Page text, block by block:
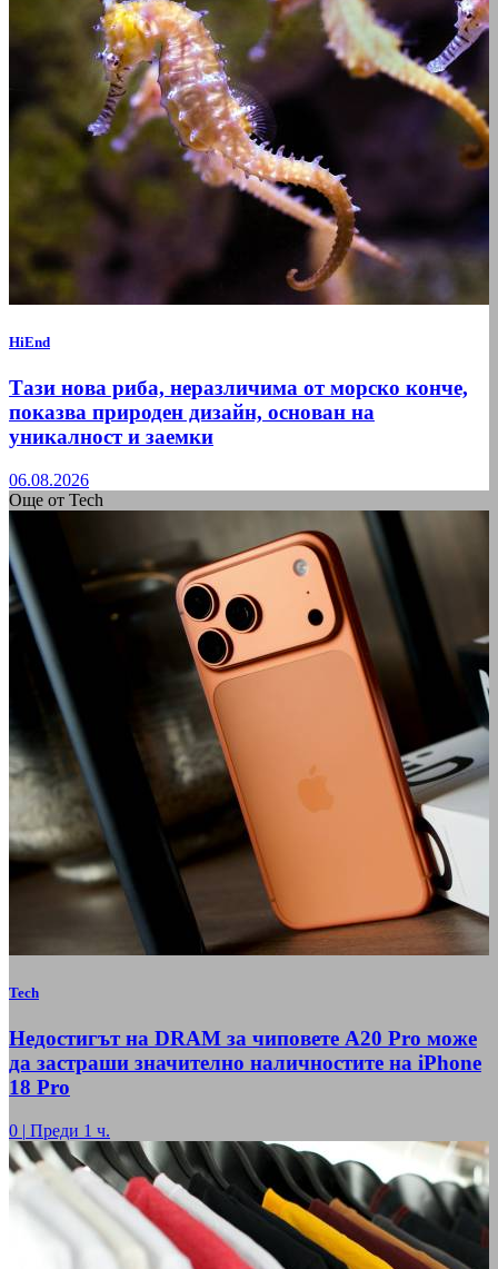
HiEnd
Тази нова риба, неразличима от морско конче,
показва природен дизайн, основан на
уникалност и заемки
06.08.2026
Още от Tech
Tech
Недостигът на DRAM за чиповете A20 Pro може
да застраши значително наличностите на iPhone
18 Pro
0 | Преди 1 ч.